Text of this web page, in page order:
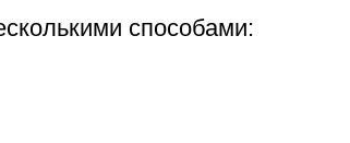
способами: